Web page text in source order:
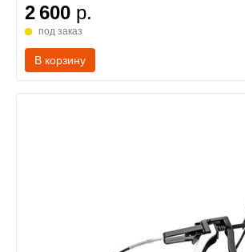
2 600 р.
под заказ
В корзину